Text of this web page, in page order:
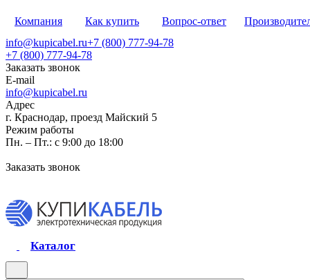
Компания Как купить Вопрос-ответ
info@kupicabel.ru+7 (800) 777-94-78
+7 (800) 777-94-78
Заказать звонок
E-mail
info@kupicabel.ru
Адрес
г. Краснодар, проезд Майский 5
Режим работы
Пн. – Пт.: с 9:00 до 18:00
Заказать звонок
Каталог